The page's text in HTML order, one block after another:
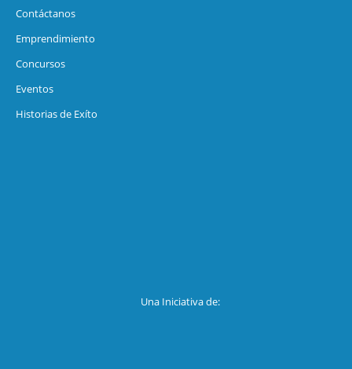
Contáctanos
Emprendimiento
Concursos
Eventos
Historias de Exíto
Una Iniciativa de: